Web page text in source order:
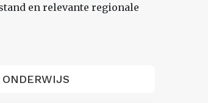
en relevante regionale
ONDERWIJS